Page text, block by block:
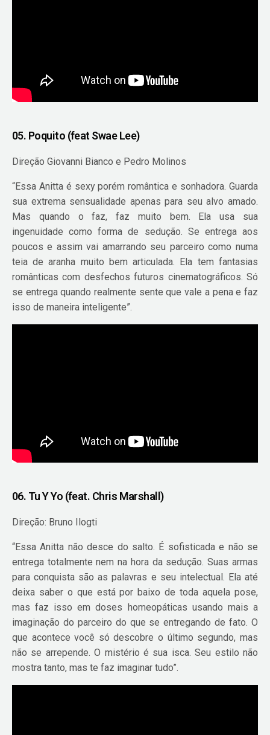
05. Poquito (feat Swae Lee)
Direção Giovanni Bianco e Pedro Molinos
“Essa Anitta é sexy porém romântica e sonhadora. Guarda
sua extrema sensualidade apenas para seu alvo amado.
Mas quando o faz, faz muito bem. Ela usa sua
ingenuidade como forma de sedução. Se entrega aos
poucos e assim vai amarrando seu parceiro como numa
teia de aranha muito bem articulada. Ela tem fantasias
românticas com desfechos futuros cinematográficos. Só
se entrega quando realmente sente que vale a pena e faz
isso de maneira inteligente”.
06. Tu Y Yo (feat. Chris Marshall)
Direção: Bruno Ilogti
“Essa Anitta não desce do salto. É sofisticada e não se
entrega totalmente nem na hora da sedução. Suas armas
para conquista são as palavras e seu intelectual. Ela até
deixa saber o que está por baixo de toda aquela pose,
mas faz isso em doses homeopáticas usando mais a
imaginação do parceiro do que se entregando de fato. O
que acontece você só descobre o último segundo, mas
não se arrepende. O mistério é sua isca. Seu estilo não
mostra tanto, mas te faz imaginar tudo”.